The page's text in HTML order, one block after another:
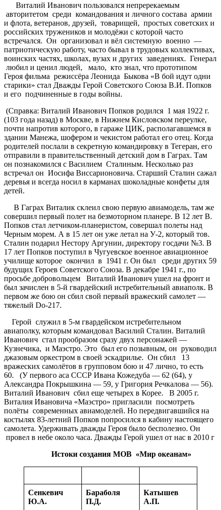
Виталий Иванович пользовался непререкаемым
авторитетом среди командования и личного состава армии
и флота, ветеранов, друзей, товарищей, простых советских и
российских тружеников и молодёжи с которой часто
встречался. Он организовал и вёл системную военно —
патриотическую работу, часто бывал в трудовых коллективах,
воинских частях, школах, вузах и других заведениях. Генерал
любил и ценил людей, мало, кто знал, что прототипом
Героя фильма режиссёра Леонида Быкова «В бой идут одни
старики» стал Дважды Герой Советского Союза В.И. Попков
и его подчиненные в годы войны.
(Справка: Виталий Иванович Попков родился 1 мая 1922 г.
(103 года назад) в Москве, в Нижнем Кисловском переулке,
почти напротив которого, в гараже ЦИК, располагавшемся в
здании Манежа, шофером и чекистом работал его отец. Когда
родителей послали в секретную командировку в Тегеран, его
отправили в правительственный детский дом в Гаграх. Там
он познакомился с Василием Сталиным. Несколько раз
встречал он Иосифа Виссарионовича. Старший Сталин сажал
деревья и всегда носил в карманах шоколадные конфеты для
детей.
В Гаграх Виталик склеил свою первую авиамодель, там же
совершил первый полет на безмоторном планере. В 12 лет В.
Попков стал летчиком-планеристом, совершал полеты над
Черным морем. А в 15 лет он уже летал на У-2, который тов.
Сталин подарил Нестору Аргунии, директору госдачи №3. В
17 лет Попков поступил в Чугуевское военное авиационное
училище которое окончил в 1941 г. Он был среди других 59
будущих Героев Советского Союза. В декабре 1941 г., по
просьбе добровольцем Виталий Иванович ушел на фронт и
был зачислен в 5-й гвардейский истребительный авиаполк. В
первом же бою он сбил свой первый вражеский самолет —
тяжелый Do-217.
Герой служил в 5-м гвардейском истребительном
авиаполку, которым командовал Василий Сталин. Виталий
Иванович стал прообразом сразу двух персонажей —
Кузнечика, и Маэстро. Это был его позывным, он руководил
джазовым оркестром в своей эскадрилье. Он сбил 13
вражеских самолётов в групповом бою и 47 лично, то есть
60. (У первого аса СССР Ивана Кожедуба — 62 (64), у
Александра Покрышкина — 59, у Григория Речкалова — 56).
Виталий Иванович сбил еще четырех в Корее. В 2005 г.
Виталия Ивановича «Маэстро» пригласили посмотреть
полёты современных авиамоделей. Но передвигавшийся на
костылях 83-летний Попков попросился в кабину настоящего
самолета. Удерживать дважды Героя было бесполезно. Он
провел в небе около часа. Дважды Герой ушел от нас в 2010 г
Истоки создания МОВ «Мир океанам»
Сенкевич
Ю.А.
Бараболя
П.Д.
Катышев
А.П.